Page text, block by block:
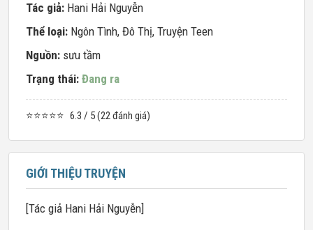
Tác giả: Hani Hải Nguyễn
Thể loại: Ngôn Tình, Đô Thị, Truyện Teen
Nguồn: sưu tầm
Trạng thái: Đang ra
⭐⭐⭐⭐⭐ 6.3 / 5 (22 đánh giá)
GIỚI THIỆU TRUYỆN
[Tác giả Hani Hải Nguyễn]